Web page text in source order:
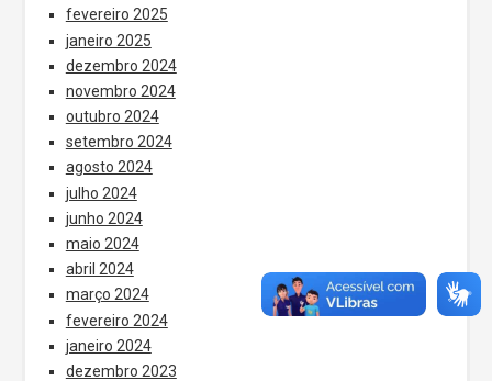
fevereiro 2025
janeiro 2025
dezembro 2024
novembro 2024
outubro 2024
setembro 2024
agosto 2024
julho 2024
junho 2024
maio 2024
abril 2024
março 2024
fevereiro 2024
janeiro 2024
dezembro 2023